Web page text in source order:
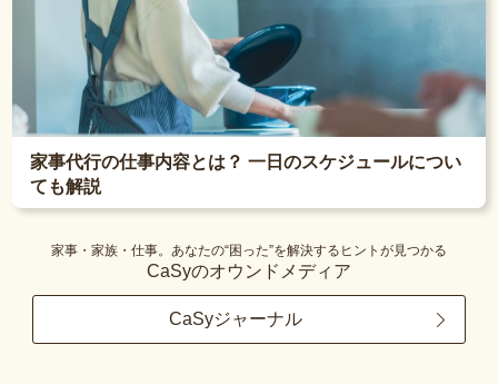
家事代行の仕事内容とは？ 一日のスケジュールについ
ても解説
家事・家族・仕事。あなたの“困った”を解決するヒントが見つかる
CaSyのオウンドメディア
CaSyジャーナル